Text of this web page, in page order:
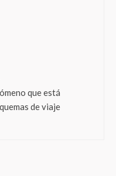
que está
de viaje